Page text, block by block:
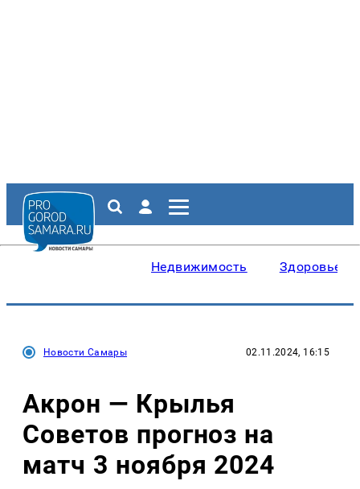
Недвижимость Здоровье
Новости Самары 02.11.2024, 16:15
Акрон — Крылья
Советов прогноз на
матч 3 ноября 2024